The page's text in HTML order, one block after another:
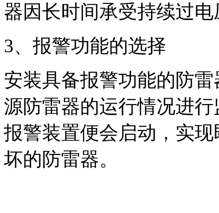
器因长时间承受持续过
3、报警功能的选择
安装具备报警功能的防
源防雷器的运行情况进
报警装置便会启动，实
坏的防雷器。